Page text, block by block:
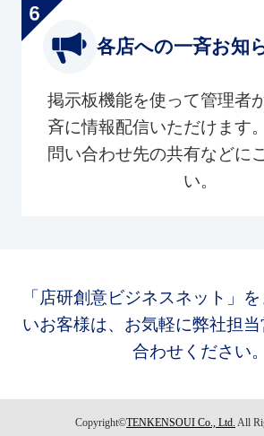
各店への一斉お知
掲示板機能を使って管理者
斉に情報配信いただけます
問い合わせ先の共有などに
い。
「店研創意ビジネスネット」
いお客様は、お気軽に弊社担
合わせください。
Copyright©TENKENSOUI Co., Ltd. All